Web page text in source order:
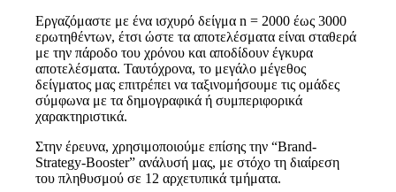
Εργαζόμαστε με ένα ισχυρό δείγμα n = 2000 έως 3000
ερωτηθέντων, έτσι ώστε τα αποτελέσματα είναι σταθερά
με την πάροδο του χρόνου και αποδίδουν έγκυρα
αποτελέσματα. Ταυτόχρονα, το μεγάλο μέγεθος
δείγματος μας επιτρέπει να ταξινομήσουμε τις ομάδες
σύμφωνα με τα δημογραφικά ή συμπεριφορικά
χαρακτηριστικά.
Στην έρευνα, χρησιμοποιούμε επίσης την “Brand-
Strategy-Booster” ανάλυσή μας, με στόχο τη διαίρεση
του πληθυσμού σε 12 αρχετυπικά τμήματα.